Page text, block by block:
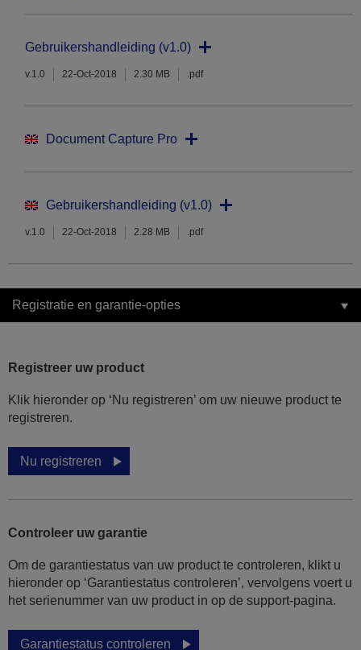
Gebruikershandleiding (v1.0)
v.1.0 22-Oct-2018 2.30 MB .pdf
Document Capture Pro
Gebruikershandleiding (v1.0)
v.1.0 22-Oct-2018 2.28 MB .pdf
Registratie en garantie-opties
Registreer uw product
Klik hieronder op ‘Nu registreren’ om uw nieuwe product te
registreren.
Nu registreren
Controleer uw garantie
Om de garantiestatus van uw product te controleren, klikt u
hieronder op ‘Garantiestatus controleren’, vervolgens voert u
het serienummer van uw product in op de support-pagina.
Garantiestatus controleren